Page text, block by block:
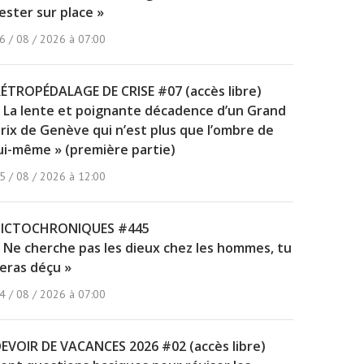
sur place »
/ 08 / 2026 à 07:00
DE CRISE #07 (accès libre)
La lente et poignante décadence d’un Grand
de Genève qui n’est plus que l’ombre de
même » (première partie)
/ 08 / 2026 à 12:00
#445
Ne cherche pas les dieux chez les hommes, tu
déçu »
/ 08 / 2026 à 07:00
DE VACANCES 2026 #02 (accès libre)